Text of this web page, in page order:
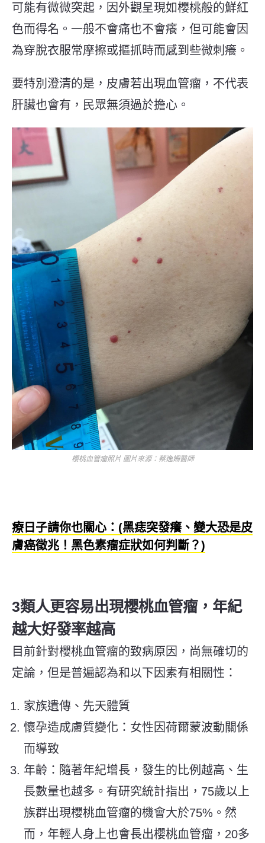
可能有微微突起，因外觀呈現如櫻桃般的鮮紅
色而得名。一般不會痛也不會癢，但可能會因
為穿脫衣服常摩擦或摳抓時而感到些微刺癢。
要特別澄清的是，皮膚若出現血管瘤，不代表
肝臟也會有，民眾無須過於擔心。
櫻桃血管瘤照片 圖片來源：蔡逸姍醫師
療日子請你也關心：(黑痣突發癢、變大恐是皮
膚癌徵兆！黑色素瘤症狀如何判斷？)
3類人更容易出現櫻桃血管瘤，年紀
越大好發率越高
目前針對櫻桃血管瘤的致病原因，尚無確切的
定論，但是普遍認為和以下因素有相關性：
家族遺傳、先天體質
懷孕造成膚質變化：女性因荷爾蒙波動關係
而導致
年齡：隨著年紀增長，發生的比例越高、生
長數量也越多。有研究統計指出，75歲以上
族群出現櫻桃血管瘤的機會大於75%。然
而，年輕人身上也會長出櫻桃血管瘤，20多